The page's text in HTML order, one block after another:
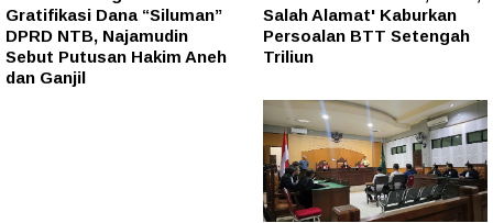
Gratifikasi Dana “Siluman”
DPRD NTB, Najamudin
Sebut Putusan Hakim Aneh
dan Ganjil
Salah Alamat' Kaburkan
Persoalan BTT Setengah
Triliun